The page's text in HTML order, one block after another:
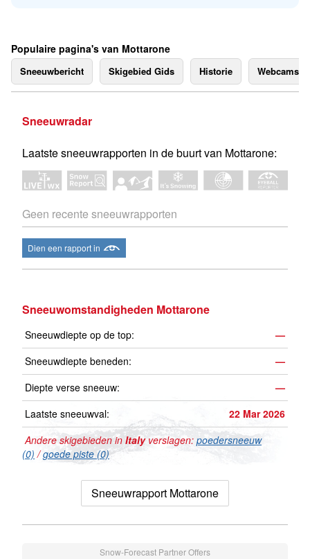
Populaire pagina's van Mottarone
Sneeuwbericht Skigebied Gids Historie Webcams
Sneeuwradar
Laatste sneeuwrapporten in de buurt van Mottarone:
Geen recente sneeuwrapporten
Dien een rapport in
Sneeuwomstandigheden Mottarone
Sneeuwdiepte op de top:
—
Sneeuwdiepte beneden:
—
Diepte verse sneeuw:
—
Laatste sneeuwval:
22 Mar 2026
Andere skigebieden in Italyverslagen: poedersneeuw
(0) /goede piste (0)
Sneeuwrapport Mottarone
Snow-Forecast Partner Offers